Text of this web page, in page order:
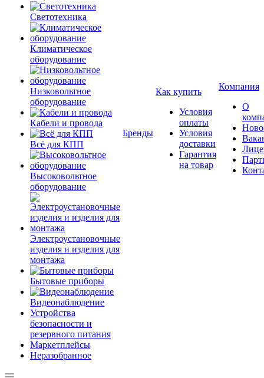
Светотехника
Климатическое
оборудование
Низковольтное
оборудование
Кабели и провода
Всё для КПП
Высоковольтное
оборудование
Электроустановочные
изделия и изделия для
монтажа
Бытовые приборы
Видеонаблюдение
Устройства
безопасности и
резервного питания
Маркетплейсы
Неразобранное
Бренды
Как купить
Условия
оплаты
Условия
доставки
Гарантия
на товар
Компания
О